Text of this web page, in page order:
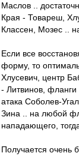
Маслов ..
Края - Товареш,
Классен, Мозес ..
Если все
форму, то
Хлусевич, центр
- Литвинов, фланги
атака Соболев-
Зина .. на любой
нападающего,
Получается очень